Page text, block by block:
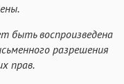
быть воспроизведена
разрешения
прав.